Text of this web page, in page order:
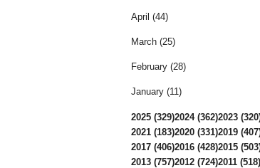
April (44)
March (25)
February (28)
January (11)
2025 (329)2024 (362)2023
2021 (183)2020 (331)2019
2017 (406)2016 (428)2015
2013 (757)2012 (724)2011 (518)